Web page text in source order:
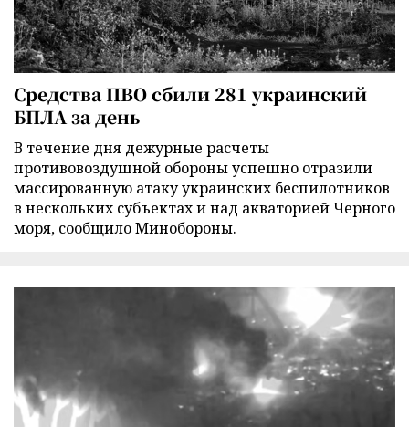
Средства ПВО сбили 281 украинский
БПЛА за день
В течение дня дежурные расчеты
противовоздушной обороны успешно отразили
массированную атаку украинских беспилотников
в нескольких субъектах и над акваторией Черного
моря, сообщило Минобороны.